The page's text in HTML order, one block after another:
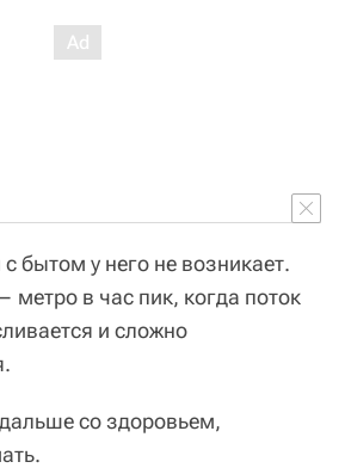
бытом у него не возникает.
в час пик, когда поток
и сложно
со здоровьем,